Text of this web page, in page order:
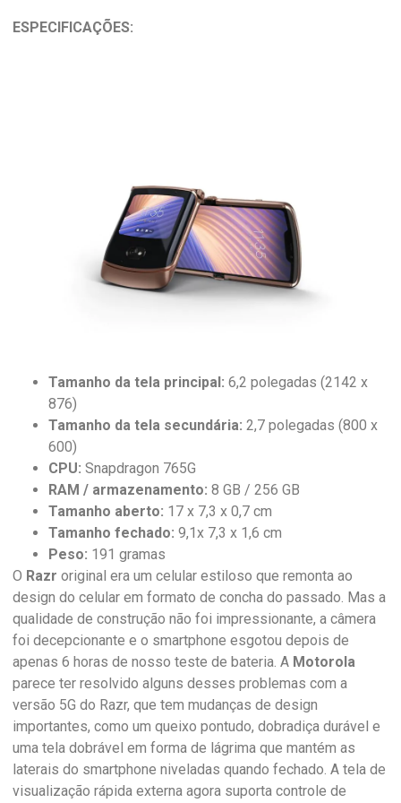
ESPECIFICAÇÕES:
Tamanho da tela principal: 6,2 polegadas (2142 x
876)
Tamanho da tela secundária: 2,7 polegadas (800 x
600)
CPU: Snapdragon 765G
RAM / armazenamento: 8 GB / 256 GB
Tamanho aberto: 17 x 7,3 x 0,7 cm
Tamanho fechado: 9,1x 7,3 x 1,6 cm
Peso: 191 gramas
O Razr original era um celular estiloso que remonta ao
design do celular em formato de concha do passado. Mas a
qualidade de construção não foi impressionante, a câmera
foi decepcionante e o smartphone esgotou depois de
apenas 6 horas de nosso teste de bateria. A Motorola
parece ter resolvido alguns desses problemas com a
versão 5G do Razr, que tem mudanças de design
importantes, como um queixo pontudo, dobradiça durável e
uma tela dobrável em forma de lágrima que mantém as
laterais do smartphone niveladas quando fechado. A tela de
visualização rápida externa agora suporta controle de